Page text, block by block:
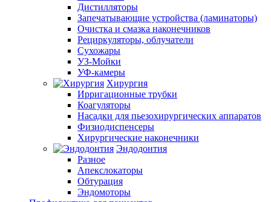
Дистилляторы
Запечатывающие устройства (ламинаторы)
Очистка и смазка наконечников
Рециркуляторы, облучатели
Сухожары
УЗ-Мойки
УФ-камеры
Хирургия
Ирригационные трубки
Коагуляторы
Насадки для пьезохирургических аппаратов
Физиодиспенсеры
Хирургические наконечники
Эндодонтия
Разное
Апекслокаторы
Обтурация
Эндомоторы